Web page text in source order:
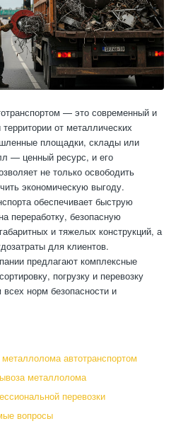
— это современный и
от металлических
площадки, склады или
— ценный ресурс, и его
не только освободить
экономическую выгоду.
обеспечивает быструю
переработку, безопасную
и тяжелых конструкций, а
для клиентов.
предлагают комплексные
погрузку и перевозку
норм безопасности и
автотранспортом
металлолома
перевозки
вопросы